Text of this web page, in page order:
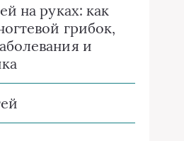
на руках: как
грибок,
и